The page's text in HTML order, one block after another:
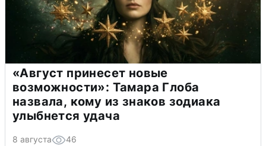
«Август принесет новые
возможности»: Тамара Глоба
назвала, кому из знаков зодиака
улыбнется удача
8 августа 46